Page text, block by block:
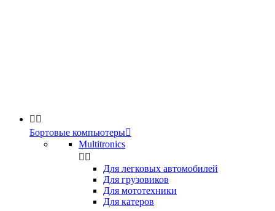
 
Бортовые компьютеры
Multitronics
 
Для легковых автомобилей
Для грузовиков
Для мототехники
Для катеров